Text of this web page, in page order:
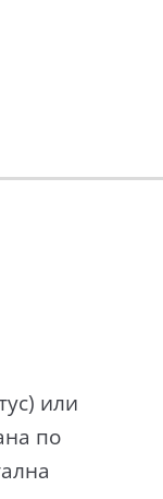
или
по